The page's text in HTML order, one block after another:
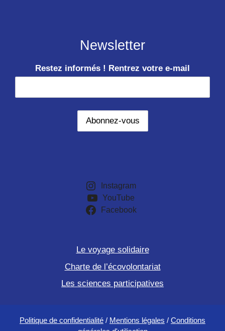
Newsletter
Restez informés ! Rentrez votre e-mail
Instagram
YouTube
Facebook
Le voyage solidaire
Charte de l’écovolontariat
Les sciences participatives
Politique de confidentialité / Mentions légales / Conditions